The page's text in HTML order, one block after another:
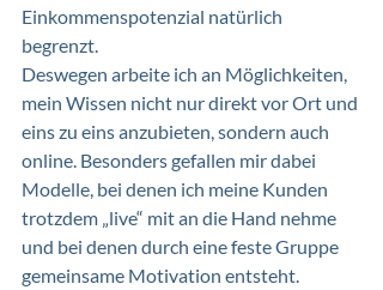
Einkommenspotenzial natürlich
begrenzt.
Deswegen arbeite ich an Möglichkeiten,
mein Wissen nicht nur direkt vor Ort und
eins zu eins anzubieten, sondern auch
online. Besonders gefallen mir dabei
Modelle, bei denen ich meine Kunden
trotzdem „live“ mit an die Hand nehme
und bei denen durch eine feste Gruppe
gemeinsame Motivation entsteht.